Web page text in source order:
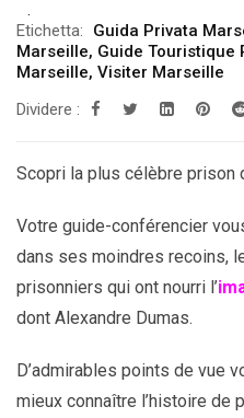
Etichetta: Guida Privata
Marseille, Guide Touristique
Marseille, Visiter Marseille
Dividere :
Scopri la plus célèbre prison
Votre guide-conférencier
dans ses moindres recoins,
prisonniers qui ont nourri l’
dont Alexandre Dumas.
D’admirables points de vue
mieux connaître l’histoire de